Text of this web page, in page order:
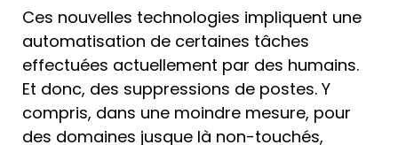
Ces nouvelles technologies impliquent une
automatisation de certaines tâches
effectuées actuellement par des humains.
Et donc, des suppressions de postes. Y
compris, dans une moindre mesure, pour
des domaines jusque là non-touchés,